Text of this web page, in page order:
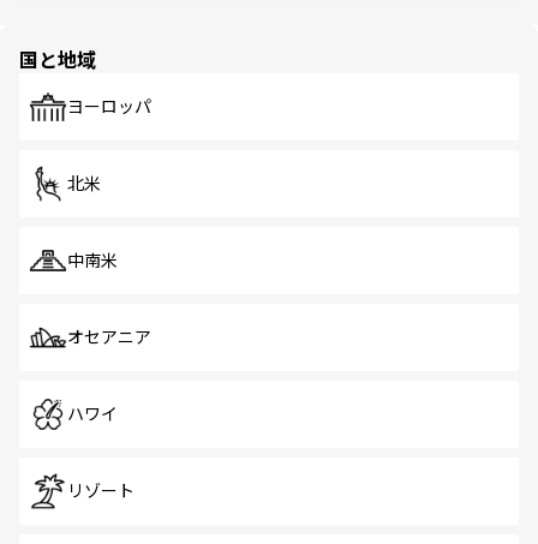
で、ホーカーズは地元の風情を楽しめる外せないスポット
国と地域
ヨーロッパ
北米
中南米
オセアニア
ハワイ
リゾート